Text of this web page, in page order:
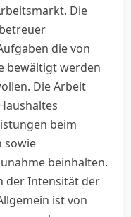
Die
die von
bewältigt werden
Die Arbeit
beim
sowie
beinhalten.
der Intensität der
ist von